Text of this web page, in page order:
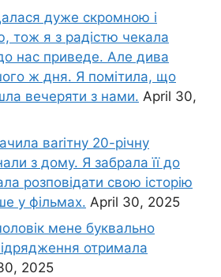
дуже скромною і
тож я з радістю чекала
нас приведе. Але дива
ж дня. Я помітила, що
вечеряти з нами. April 30,
ваrітну 20-річну
з дому. Я забрала її до
розповідати свою історію
у фільмах. April 30, 2025
мене буквально
отримала
2025